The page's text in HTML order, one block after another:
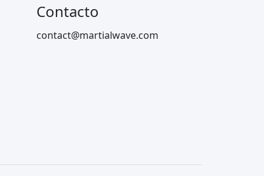
Contacto
contact@martialwave.com